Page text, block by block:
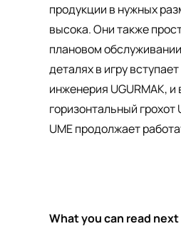
продукции в нужных
высока. Они также
плановом
деталях в игру
инженерия UGURMAK,
горизонтальный грохот
UME продолжает
What you can read next